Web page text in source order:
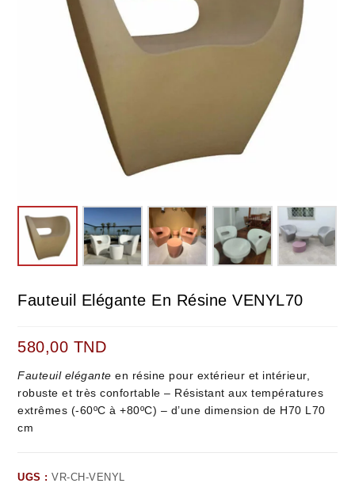
Fauteuil Elégante En Résine VENYL70
580,00 TND
Fauteuil eléganteen résine pour extérieur et intérieur,
robuste et très confortable – Résistant aux températures
extrêmes (-60ºC à +80ºC) – d’une dimension de H70 L70
cm
UGS :VR-CH-VENYL